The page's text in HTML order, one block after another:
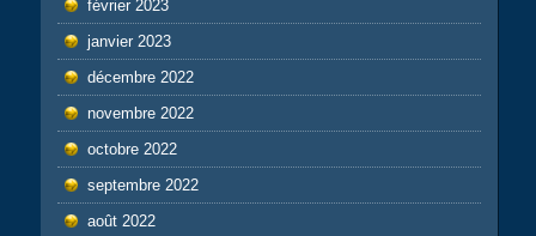
février 2023
janvier 2023
décembre 2022
novembre 2022
octobre 2022
septembre 2022
août 2022